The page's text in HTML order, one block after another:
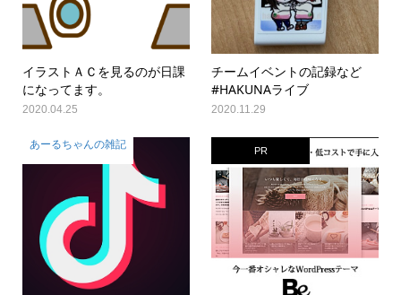
イラストＡＣを見るのが日課
になってます。
2020.04.25
チームイベントの記録など
#HAKUNAライブ
2020.11.29
あーるちゃんの雑記 PR